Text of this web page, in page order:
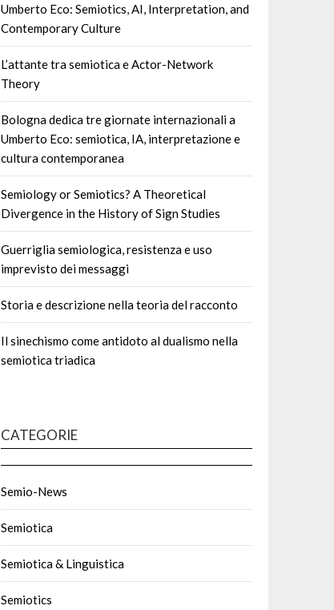
Umberto Eco: Semiotics, AI, Interpretation, and
Contemporary Culture
L’attante tra semiotica e Actor-Network
Theory
Bologna dedica tre giornate internazionali a
Umberto Eco: semiotica, IA, interpretazione e
cultura contemporanea
Semiology or Semiotics? A Theoretical
Divergence in the History of Sign Studies
Guerriglia semiologica, resistenza e uso
imprevisto dei messaggi
Storia e descrizione nella teoria del racconto
Il sinechismo come antidoto al dualismo nella
semiotica triadica
CATEGORIE
Semio-News
Semiotica
Semiotica & Linguistica
Semiotics